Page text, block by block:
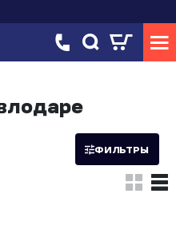
ФИЛЬТРЫ